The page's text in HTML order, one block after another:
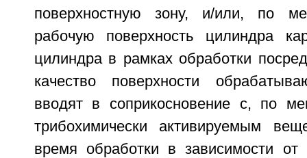
поверхностную зону, и/или, по
рабочую поверхность цилиндра
цилиндра в рамках обработки
качество поверхности
вводят в соприкосновение с, по
трибохимически активируемым
время обработки в зависимости от